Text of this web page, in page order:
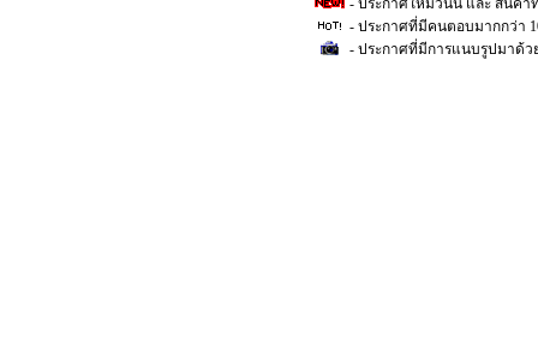
- ประกาศที่มีคนตอบมากกว่า
- ประกาศที่มีการแนบรูปมาด้ว